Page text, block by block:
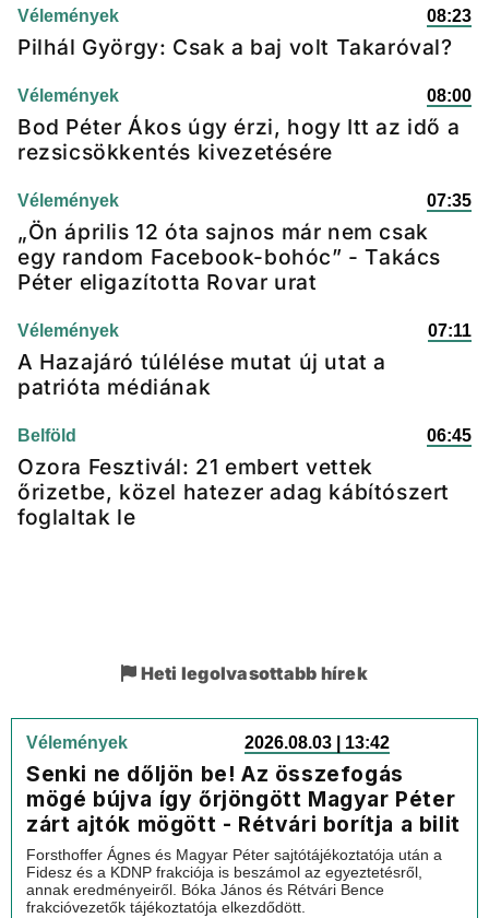
Vélemények 08:23
Pilhál György: Csak a baj volt Takaróval?
Vélemények 08:00
Bod Péter Ákos úgy érzi, hogy Itt az idő a
rezsicsökkentés kivezetésére
Vélemények 07:35
„Ön április 12 óta sajnos már nem csak
egy random Facebook-bohóc” - Takács
Péter eligazította Rovar urat
Vélemények 07:11
A Hazajáró túlélése mutat új utat a
patrióta médiának
Belföld 06:45
Ozora Fesztivál: 21 embert vettek
őrizetbe, közel hatezer adag kábítószert
foglaltak le
Heti legolvasottabb hírek
Vélemények 2026.08.03 | 13:42
Senki ne dőljön be! Az összefogás
mögé bújva így őrjöngött Magyar Péter
zárt ajtók mögött - Rétvári borítja a bilit
Forsthoffer Ágnes és Magyar Péter sajtótájékoztatója után a
Fidesz és a KDNP frakciója is beszámol az egyeztetésről,
annak eredményeiről. Bóka János és Rétvári Bence
frakcióvezetők tájékoztatója elkezdődött.